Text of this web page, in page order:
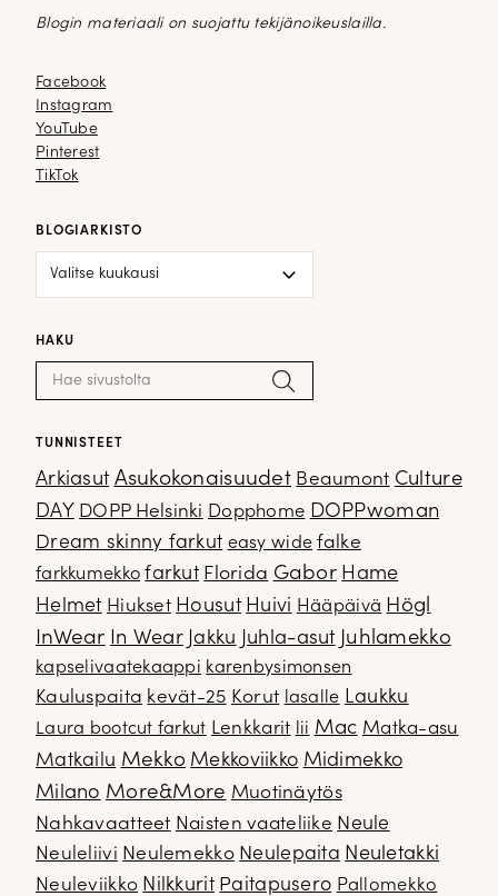
Blogin materiaali on suojattu tekijänoikeuslailla.
Facebook
Facebook
Instagram
Instagram
YouTube
YouTube
Pinterest
Pinterest
TikTok
TikTok
BLOGIARKISTO
HAKU
Haku: Hae
TUNNISTEET
Arkiasut Asukokonaisuudet Beaumont Culture
DAY DOPP Helsinki Dopphome DOPPwoman
Dream skinny farkut easy wide falke
farkkumekko farkut Florida Gabor Hame
Helmet Hiukset Housut Huivi Hääpäivä Högl
InWear In Wear Jakku Juhla-asut Juhlamekko
kapselivaatekaappi karenbysimonsen
Kauluspaita kevät-25 Korut lasalle Laukku
Laura bootcut farkut Lenkkarit lii Mac Matka-asu
Matkailu Mekko Mekkoviikko Midimekko
Milano More&More Muotinäytös
Nahkavaatteet Naisten vaateliike Neule
Neuleliivi Neulemekko Neulepaita Neuletakki
Neuleviikko Nilkkurit Paitapusero Pallomekko